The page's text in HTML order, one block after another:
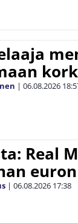
| 06.08.2026
Real
| 06.08.2026 17:38